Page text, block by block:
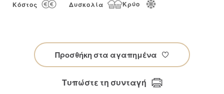
Κόστος Δυσκολία Κρύο
Προσθήκη στα αγαπημένα
Τυπώστε τη συνταγή